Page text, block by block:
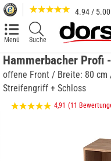
4.94 / 5.00
Menü Suche
Hammerbacher Profi
offene Front / Breite: 80 cm
Streifengriff + Schloss
4,91 (11